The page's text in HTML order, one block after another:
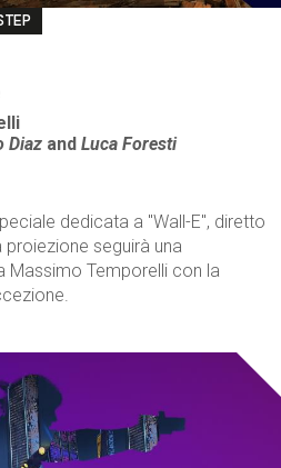
Diaz andLuca Foresti
dedicata a "Wall-E", diretto
seguirà una
Temporelli con la